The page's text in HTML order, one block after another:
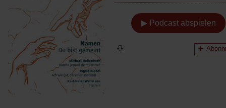
▶ Podcast abspielen